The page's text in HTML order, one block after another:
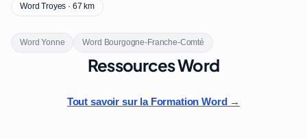
Word Troyes · 67 km
Word Yonne Word Bourgogne-Franche-Comté
Ressources Word
Tout savoir sur la Formation Word →